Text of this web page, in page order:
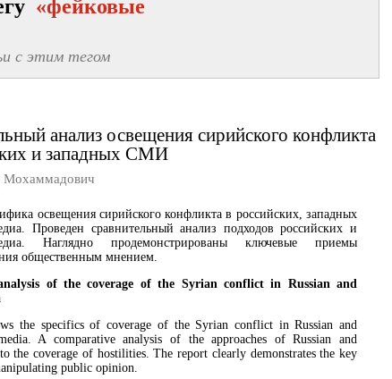
«фейковые
с этим тегом
анализ освещения сирийского конфликта
и западных СМИ
освещения сирийского конфликта в российских, западных
Проведен сравнительный анализ подходов российских и
Наглядно продемонстрированы ключевые приемы
общественным мнением.
of the coverage of the Syrian conflict in Russian and
the specifics of coverage of the Syrian conflict in Russian and
A comparative analysis of the approaches of Russian and
the coverage of hostilities. The report clearly demonstrates the key
public opinion.